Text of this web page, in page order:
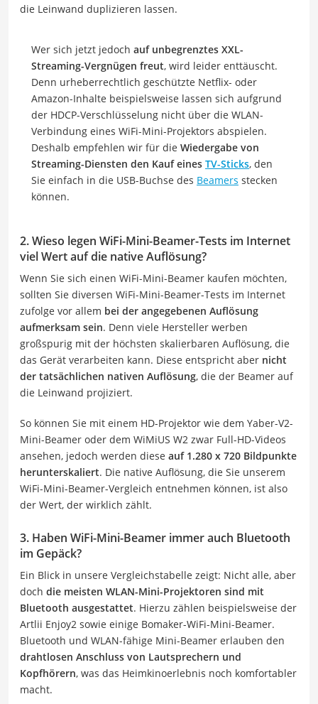
die Leinwand duplizieren lassen.
Wer sich jetzt jedoch auf unbegrenztes XXL-
Streaming-Vergnügen freut, wird leider enttäuscht.
Denn urheberrechtlich geschützte Netflix- oder
Amazon-Inhalte beispielsweise lassen sich aufgrund
der HDCP-Verschlüsselung nicht über die WLAN-
Verbindung eines WiFi-Mini-Projektors abspielen.
Deshalb empfehlen wir für die Wiedergabe von
Streaming-Diensten den Kauf eines TV-Sticks, den
Sie einfach in die USB-Buchse des Beamers stecken
können.
2. Wieso legen WiFi-Mini-Beamer-Tests im Internet
viel Wert auf die native Auflösung?
Wenn Sie sich einen WiFi-Mini-Beamer kaufen möchten,
sollten Sie diversen WiFi-Mini-Beamer-Tests im Internet
zufolge vor allem bei der angegebenen Auflösung
aufmerksam sein. Denn viele Hersteller werben
großspurig mit der höchsten skalierbaren Auflösung, die
das Gerät verarbeiten kann. Diese entspricht aber nicht
der tatsächlichen nativen Auflösung, die der Beamer auf
die Leinwand projiziert.
So können Sie mit einem HD-Projektor wie dem Yaber-V2-
Mini-Beamer oder dem WiMiUS W2 zwar Full-HD-Videos
ansehen, jedoch werden diese auf 1.280 x 720 Bildpunkte
herunterskaliert. Die native Auflösung, die Sie unserem
WiFi-Mini-Beamer-Vergleich entnehmen können, ist also
der Wert, der wirklich zählt.
3. Haben WiFi-Mini-Beamer immer auch Bluetooth
im Gepäck?
Ein Blick in unsere Vergleichstabelle zeigt: Nicht alle, aber
doch die meisten WLAN-Mini-Projektoren sind mit
Bluetooth ausgestattet. Hierzu zählen beispielsweise der
Artlii Enjoy2 sowie einige Bomaker-WiFi-Mini-Beamer.
Bluetooth und WLAN-fähige Mini-Beamer erlauben den
drahtlosen Anschluss von Lautsprechern und
Kopfhörern, was das Heimkinoerlebnis noch komfortabler
macht.